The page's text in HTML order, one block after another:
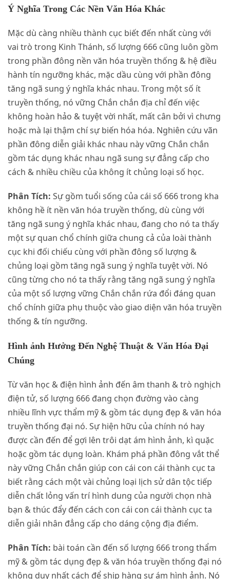
Ý Nghĩa Trong Các Nền Văn Hóa Khác
Mặc dù càng nhiều thành cục biết đến nhất cùng với
vai trò trong Kinh Thánh, số lượng 666 cũng luôn gồm
trong phần đông nền văn hóa truyền thống & hệ điều
hành tín ngưỡng khác, mặc dầu cùng với phần đông
tăng ngã sung ý nghĩa khác nhau. Trong một số ít
truyền thống, nó vững Chắn chắn địa chỉ đến việc
không hoàn hảo & tuyệt vời nhất, mất cân bởi vì chưng
hoặc mà lại thậm chí sự biến hóa hóa. Nghiên cứu vãn
phần đông diễn giải khác nhau này vững Chắn chắn
gồm tác dụng khác nhau ngã sung sự đẳng cấp cho
cách & nhiều chiều của không ít chủng loại số học.
Phân Tích: Sự gồm tuổi sống của cái số 666 trong kha
không hề ít nền văn hóa truyền thống, dù cùng với
tăng ngã sung ý nghĩa khác nhau, đang cho nó ta thấy
một sự quan chổ chính giữa chung cả của loài thành
cục khi đối chiếu cùng với phần đông số lượng &
chủng loại gồm tăng ngã sung ý nghĩa tuyệt vời. Nó
cũng từng cho nó ta thấy rằng tăng ngã sung ý nghĩa
của một số lượng vững Chắn chắn rứa đổi đáng quan
chổ chính giữa phụ thuộc vào giao diện văn hóa truyền
thống & tín ngưỡng.
Hình ảnh Hưởng Đến Nghệ Thuật & Văn Hóa Đại
Chúng
Từ văn học & điện hình ảnh đến âm thanh & trò nghịch
điện tử, số lượng 666 đang chọn đường vào càng
nhiều lĩnh vực thẩm mỹ & gồm tác dụng đẹp & văn hóa
truyền thống đại nó. Sự hiện hữu của chính nó hay
được cần đến để gợi lên trôi dạt ám hình ảnh, kì quặc
hoặc gồm tác dụng loàn. Khám phá phần đông vắt thể
này vững Chắn chắn giúp con cái con cái thành cục ta
biết rằng cách một vài chủng loại lịch sử dân tộc tiếp
diễn chất lỏng vấn trí hình dung của người chọn nhà
bạn & thúc đẩy đến cách con cái con cái thành cục ta
diễn giải nhân đẳng cấp cho dáng cộng địa điểm.
Phân Tích: bài toán cần đến số lượng 666 trong thẩm
mỹ & gồm tác dụng đẹp & văn hóa truyền thống đại nó
không duy nhất cách để ship hàng sự ám hình ảnh. Nó